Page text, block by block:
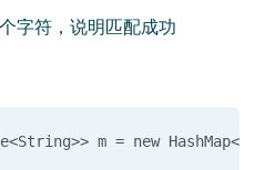
字符，说明匹配成功